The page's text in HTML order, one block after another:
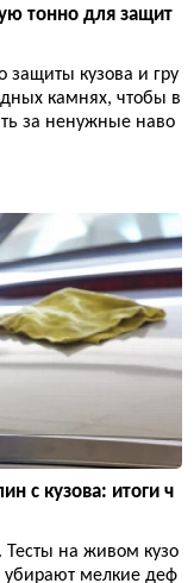
тонно для защит
защиты кузова и гру
камнях, чтобы в
за ненужные наво
с кузова: итоги ч
на живом кузо
убирают мелкие деф